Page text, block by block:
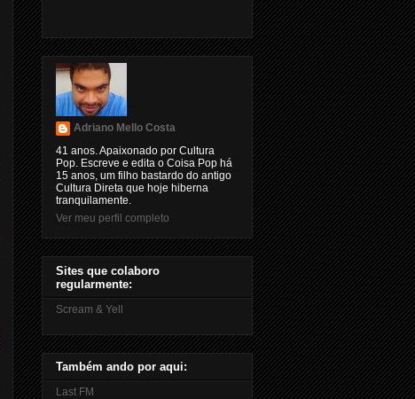
Adriano Mello Costa
41 anos. Apaixonado por Cultura
Pop. Escreve e edita o Coisa Pop há
15 anos, um filho bastardo do antigo
Cultura Direta que hoje hiberna
tranquilamente.
Ver meu perfil completo
Sites que colaboro
regularmente:
Scream & Yell
Também ando por aqui:
Last FM